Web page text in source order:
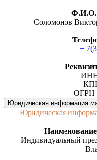
Ф.И.О.
Соломонов
+
ИНН
ОГРН
Юридическая информация
Юридическая
Индивидуальный